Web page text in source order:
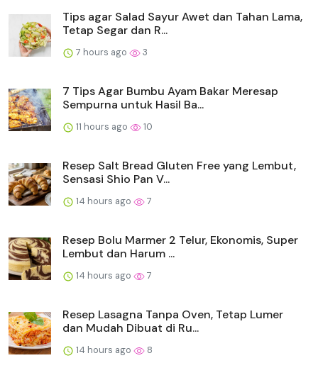
Tips agar Salad Sayur Awet dan Tahan Lama,
Tetap Segar dan R...
7 hours ago 3
7 Tips Agar Bumbu Ayam Bakar Meresap
Sempurna untuk Hasil Ba...
11 hours ago 10
Resep Salt Bread Gluten Free yang Lembut,
Sensasi Shio Pan V...
14 hours ago 7
Resep Bolu Marmer 2 Telur, Ekonomis, Super
Lembut dan Harum ...
14 hours ago 7
Resep Lasagna Tanpa Oven, Tetap Lumer
dan Mudah Dibuat di Ru...
14 hours ago 8